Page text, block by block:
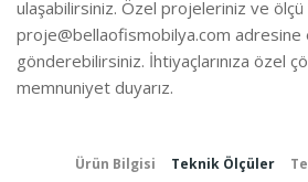
ulaşabilirsiniz. Özel projeleriniz ve
proje@bellaofismobilya.com adresine
gönderebilirsiniz. İhtiyaçlarınıza özel
memnuniyet duyarız.
Ürün Bilgisi Teknik Ölçüler